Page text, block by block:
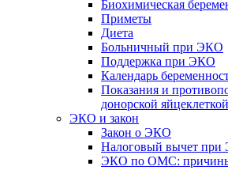
Биохимическая
Приметы
Диета
Больничный при ЭКО
Поддержка при ЭКО
Календарь
Показания и
донорской яйцеклеткой
ЭКО и закон
Закон о ЭКО
Налоговый вычет
ЭКО по ОМС: причины